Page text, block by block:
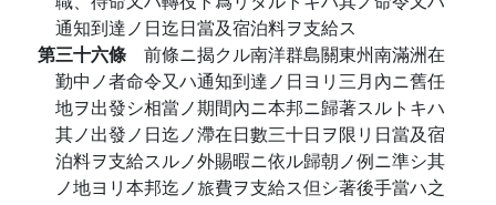
通知到達ノ日迄日當及宿泊料ヲ支給ス
第三十六條 前條ニ揭クル南洋群島關東州南滿洲在
勤中ノ者命令又ハ通知到達ノ日ヨリ三月內ニ舊任
地ヲ出發シ相當ノ期間內ニ本邦ニ歸著スルトキハ
其ノ出發ノ日迄ノ滯在日數三十日ヲ限リ日當及宿
泊料ヲ支給スルノ外賜暇ニ依ル歸朝ノ例ニ準シ其
ノ地ヨリ本邦迄ノ旅費ヲ支給ス但シ著後手當ハ之